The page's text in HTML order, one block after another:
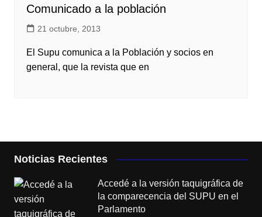
Comunicado a la población
21 octubre, 2013
El Supu comunica a la Población y socios en
general, que la revista que en
Noticias Recientes
Accedé a la versión taquigráfica de
la comparecencia del SUPU en el
Parlamento